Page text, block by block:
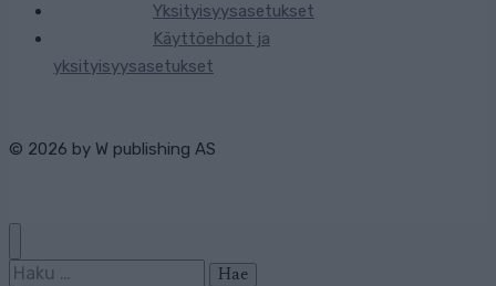
Yksityisyysasetukset
Käyttöehdot ja
yksityisyysasetukset
© 2026 by W publishing AS
Haku: